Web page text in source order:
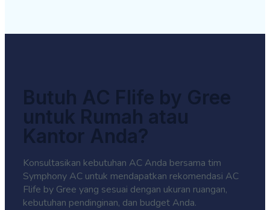
Butuh AC Flife by Gree
untuk Rumah atau
Kantor Anda?
Konsultasikan kebutuhan AC Anda bersama tim
Symphony AC untuk mendapatkan rekomendasi AC
Flife by Gree yang sesuai dengan ukuran ruangan,
kebutuhan pendinginan, dan budget Anda.